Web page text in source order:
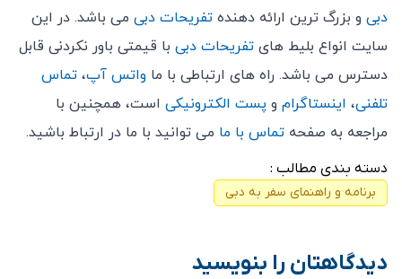
دبی و بزرگ ترین ارائه دهنده تفریحات دبی می باشد. در این
سایت انواع بلیط های تفریحات دبی با قیمتی باور نکردنی قابل
دسترس می باشد. راه های ارتباطی با ما واتس آپ، تماس
تلفنی، اینستاگرام و پست الکترونیکی است، همچنین با
مراجعه به صفحه تماس با ما می توانید با ما در ارتباط باشید.
دسته بندی مطالب :
برنامه و راهنمای سفر به دبی
دیدگاهتان را بنویسید